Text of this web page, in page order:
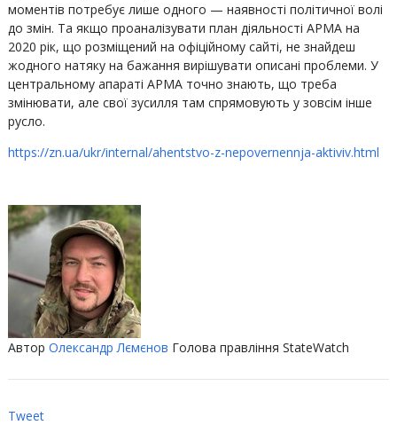
моментів потребує лише одного — наявності політичної волі
до змін. Та якщо проаналізувати план діяльності АРМА на
2020 рік, що розміщений на офіційному сайті, не знайдеш
жодного натяку на бажання вирішувати описані проблеми. У
центральному апараті АРМА точно знають, що треба
змінювати, але свої зусилля там спрямовують у зовсім інше
русло.
https://zn.ua/ukr/internal/ahentstvo-z-nepovernennja-aktiviv.html
Автор Олександр Лємєнов Голова правління StateWatch
Tweet